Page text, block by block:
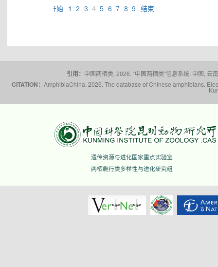
开始 1 2 3 4 5 6 7 8 9 结束
引用： 中国两栖类. 2026. “中国两栖类”信息系统. 中国,
CITATION： AmphibiaChina. 2026. The database of Chinese amphibians.
遗传资源与进化国家重点实验室
两栖爬行类多样性与进化研究组